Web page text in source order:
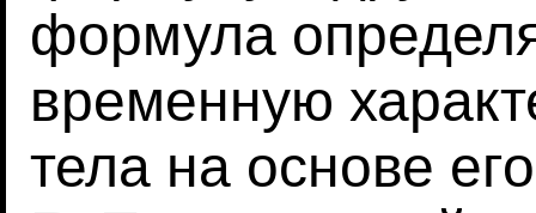
формула
временную
тела на основе